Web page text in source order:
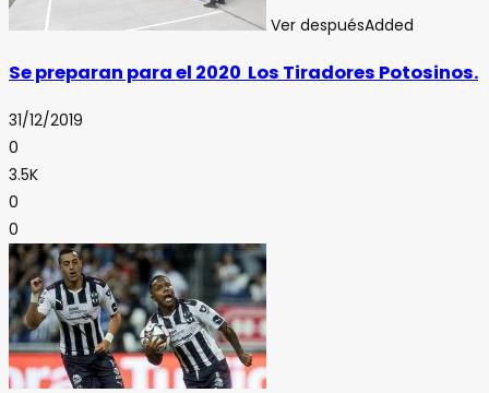
Ver despuésAdded
Se preparan para el 2020 Los Tiradores Potosinos.
31/12/2019
0
3.5K
0
0